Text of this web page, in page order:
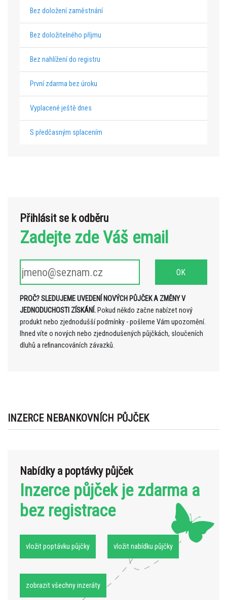
Bez doložení zaměstnání
Bez doložitelného příjmu
Bez nahlížení do registru
První zdarma bez úroku
Vyplacené ještě dnes
S předčasným splacením
Přihlásit se k odběru
Zadejte zde Váš email
PROČ? SLEDUJEME UVEDENÍ NOVÝCH PŮJČEK A ZMĚNY V
JEDNODUCHOSTI ZÍSKÁNÍ. Pokud někdo začne nabízet nový
produkt nebo zjednodušší podmínky - pošleme Vám upozornění.
Ihned víte o nových nebo zjednodušených půjčkách, sloučeních
dluhů a refinancováních závazků.
INZERCE NEBANKOVNÍCH PŮJČEK
Nabídky a poptávky půjček
Inzerce půjček je zdarma a
bez registrace
vložit poptávku půjčky vložit nabídku půjčky
zobrazit všechny inzeráty